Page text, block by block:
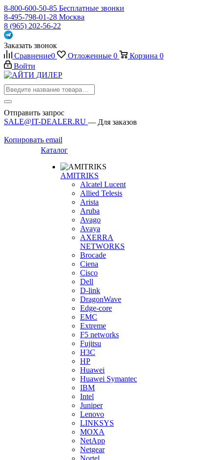
8-800-600-50-85 Бесплатные звонки
8-495-798-01-28 Москва
8 (965) 202-56-22
Заказать звонок
Сравнение0 Отложенные 0 Корзина 0
Войти
Отправить запрос
SALE@IT-DEALER.RU — Для заказов
Копировать email
Каталог
AMITRIKS
Alcatel Lucent
Allied Telesis
Arista
Aruba
Avago
Avaya
AXERRA
NETWORKS
Brocade
Ciena
Cisco
Dell
D-link
DragonWave
Edge-core
EMC
Extreme
F5 networks
Fujitsu
H3С
HP
Huawei
Huawei Symantec
IBM
Intel
Juniper
Lenovo
LINKSYS
MOXA
NetApp
Netgear